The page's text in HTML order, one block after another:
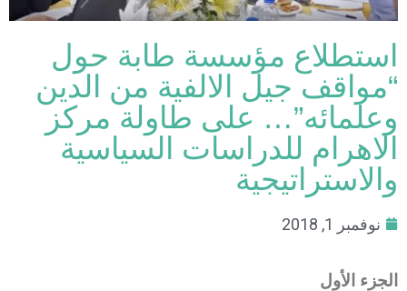
استطلاع مؤسسة طابة حول
“مواقف جيل الالفية من الدين
وعلمائه”… على طاولة مركز
الاهرام للدراسات السياسية
والاستراتيجية
نوفمبر 1, 2018
الجزء الأول